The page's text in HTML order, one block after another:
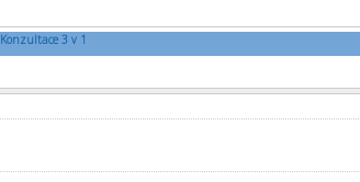
Konzultace 3 v 1